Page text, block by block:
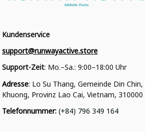
Kundenservice
support@runwayactive.store
Support-Zeit: Mo.–Sa.: 9:00–18:00 Uhr
Adresse: Lo Su Thang, Gemeinde Din
Khuong, Provinz Lao Cai, Vietnam, 310000
Telefonnummer: (+84) 796 349 164